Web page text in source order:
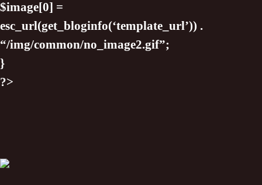
$image[0] =
esc_url(get_bloginfo(‘template_url’)) .
“/img/common/no_image2.gif”;
}
?>